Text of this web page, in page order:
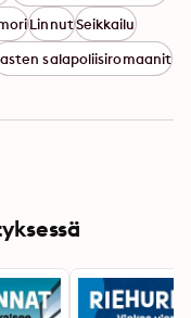
LinnutSeikkailu
salapoliisiromaanit